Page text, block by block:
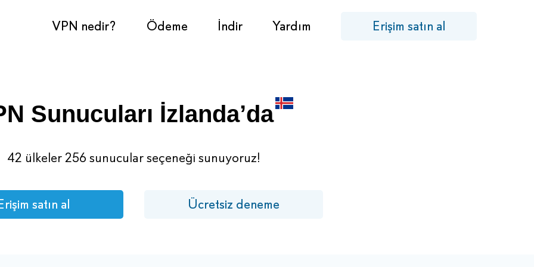
VPN nedir? Ödeme İndir Yardım Erişim satın al
Sunucuları İzlanda’da
42 ülkeler 256 sunucular seçeneği sunuyoruz!
satın al Ücretsiz deneme